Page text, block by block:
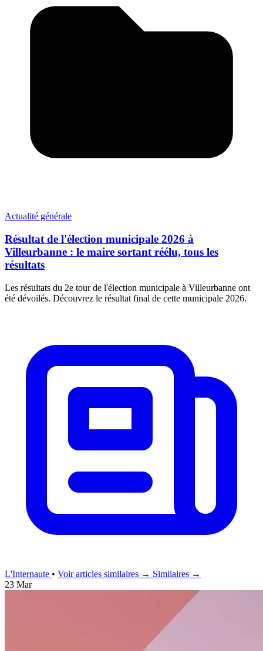
Actualité générale
Résultat de l'élection municipale 2026 à
Villeurbanne : le maire sortant réélu, tous les
résultats
Les résultats du 2e tour de l'élection municipale à Villeurbanne ont
été dévoilés. Découvrez le résultat final de cette municipale 2026.
L'Internaute • Voir articles similaires → Similaires →
23 Mar